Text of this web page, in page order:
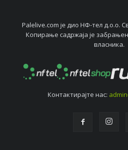
Palelive.com јe дио НФ-тeл д.о.о.
Копирањe садржаја јe
власника.
Контактирајтe нас: